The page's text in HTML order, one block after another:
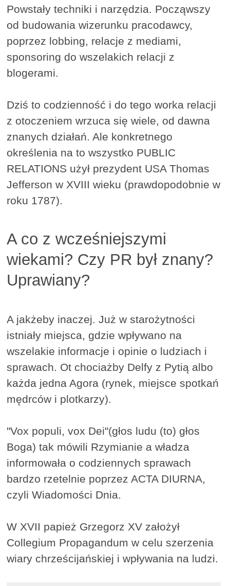
Powstały techniki i narzędzia. Począwszy
od budowania wizerunku pracodawcy,
poprzez lobbing, relacje z mediami,
sponsoring do wszelakich relacji z
blogerami.
Dziś to codzienność i do tego worka relacji
z otoczeniem wrzuca się wiele, od dawna
znanych działań. Ale konkretnego
określenia na to wszystko PUBLIC
RELATIONS użył prezydent USA Thomas
Jefferson w XVIII wieku (prawdopodobnie w
roku 1787).
A co z wcześniejszymi
wiekami? Czy PR był znany?
Uprawiany?
A jakżeby inaczej. Już w starożytności
istniały miejsca, gdzie wpływano na
wszelakie informacje i opinie o ludziach i
sprawach. Ot chociażby Delfy z Pytią albo
każda jedna Agora (rynek, miejsce spotkań
mędrców i plotkarzy).
"Vox populi, vox Dei"(głos ludu (to) głos
Boga) tak mówili Rzymianie a władza
informowała o codziennych sprawach
bardzo rzetelnie poprzez ACTA DIURNA,
czyli Wiadomości Dnia.
W XVII papież Grzegorz XV założył
Collegium Propagandum w celu szerzenia
wiary chrześcijańskiej i wpływania na ludzi.